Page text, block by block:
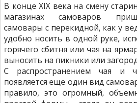
В конце XIX века на смену
магазинах самоваров
самовары с перекидной, как у
удобно носить в одной руке,
горячего сбитня или чая на
выносить на пикники или
С распространением чая и
появляется еще один вид
правило, это огромный,